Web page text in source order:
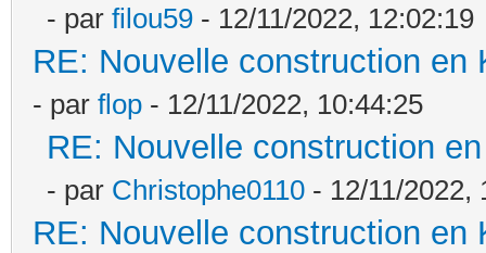
- par filou59 - 12/11/2022, 12:02:19
RE: Nouvelle construction
- par flop - 12/11/2022, 10:44:25
RE: Nouvelle construction
- par Christophe0110 - 12/11/2022,
RE: Nouvelle construction